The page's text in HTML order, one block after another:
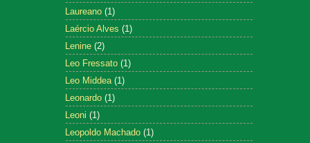
Laureano (1)
Laércio Alves (1)
Lenine (2)
Leo Fressato (1)
Leo Middea (1)
Leonardo (1)
Leoni (1)
Leopoldo Machado (1)